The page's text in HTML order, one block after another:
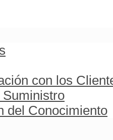
con los
Suministro
del Conocimiento